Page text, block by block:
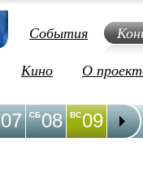
События
Кино О
07 08
СБ 09
ВС 10
ПН